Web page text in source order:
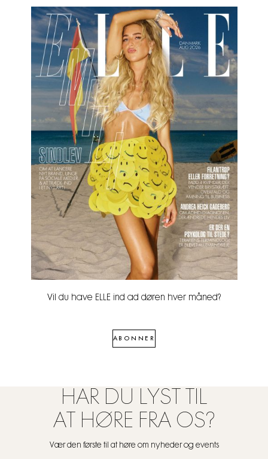
Vil du have ELLE ind ad døren hver måned?
ABONNER
HAR DU LYST TIL
AT HØRE FRA OS?
Vær den første til at høre om nyheder og events